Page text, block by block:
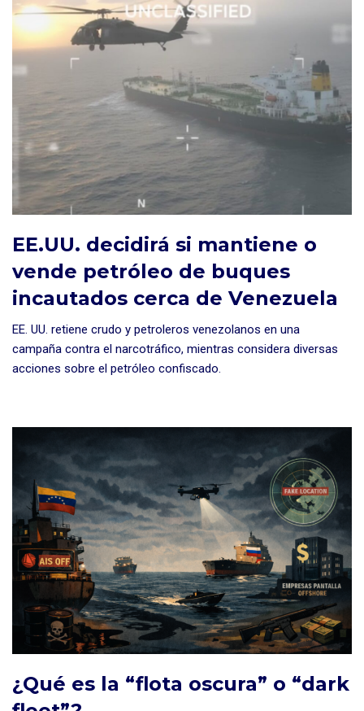
EE.UU. decidirá si mantiene o
vende petróleo de buques
incautados cerca de Venezuela
EE. UU. retiene crudo y petroleros venezolanos en una
campaña contra el narcotráfico, mientras considera diversas
acciones sobre el petróleo confiscado.
¿Qué es la “flota oscura” o “dark